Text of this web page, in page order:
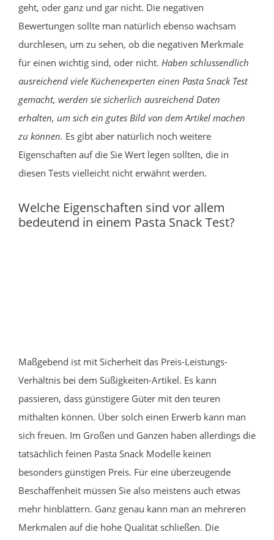
geht, oder ganz und gar nicht. Die negativen
Bewertungen sollte man natürlich ebenso wachsam
durchlesen, um zu sehen, ob die negativen Merkmale
für einen wichtig sind, oder nicht. Haben schlussendlich
ausreichend viele Küchenexperten einen Pasta Snack Test
gemacht, werden sie sicherlich ausreichend Daten
erhalten, um sich ein gutes Bild von dem Artikel machen
zu können. Es gibt aber natürlich noch weitere
Eigenschaften auf die Sie Wert legen sollten, die in
diesen Tests vielleicht nicht erwähnt werden.
Welche Eigenschaften sind vor allem
bedeutend in einem Pasta Snack Test?
Maßgebend ist mit Sicherheit das Preis-Leistungs-
Verhältnis bei dem Süßigkeiten-Artikel. Es kann
passieren, dass günstigere Güter mit den teuren
mithalten können. Über solch einen Erwerb kann man
sich freuen. Im Großen und Ganzen haben allerdings die
tatsächlich feinen Pasta Snack Modelle keinen
besonders günstigen Preis. Für eine überzeugende
Beschaffenheit müssen Sie also meistens auch etwas
mehr hinblättern. Ganz genau kann man an mehreren
Merkmalen auf die hohe Qualität schließen. Die